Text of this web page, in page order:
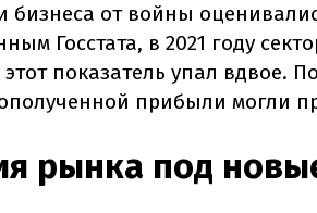
бизнеса от войны
Госстата, в 2021 году
показатель упал вдвое.
прибыли могли
рынка под